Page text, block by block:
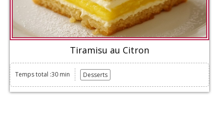
Tiramisu au Citron
Temps total :30 min Desserts